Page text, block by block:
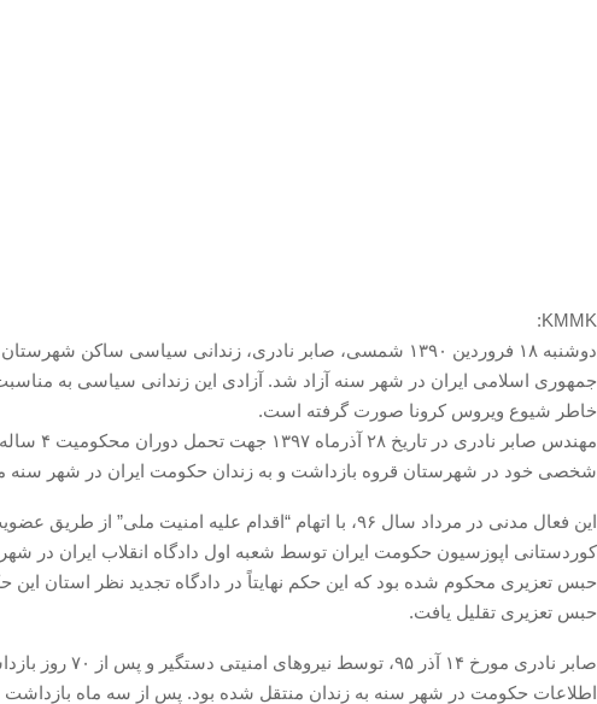
KMMK:
دوشنبه ۱۸ فروردین ۱۳۹۰ شمسی، صابر نادری، زندانی سیاسی ساکن
جمهوری اسلامی ایران در شهر سنه آزاد شد. آزادی این زندانی سیاسی به
خاطر شیوع ویروس کرونا صورت گرفته است.
مهندس صابر نادری در
شخصی خود در شهرستان قروه بازداشت و به زندان حکومت ایران در شهر سنه
این فعال مدنی در مرداد سال ۹۶، با اتهام “اقدام علیه امنیت ملی” از
حبس تعزیری تقلیل یافت.
صابر نادری مورخ ۱۴ آذر ۹۵، توسط
اطلاعات حکومت در شهر سنه به زندان منتقل شده بود. پس از سه ماه بازداشت و